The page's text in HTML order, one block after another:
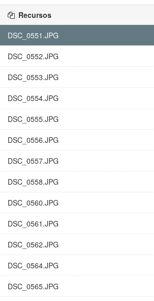
Recursos
DSC_0551.JPG
DSC_0552.JPG
DSC_0553.JPG
DSC_0554.JPG
DSC_0555.JPG
DSC_0556.JPG
DSC_0557.JPG
DSC_0558.JPG
DSC_0560.JPG
DSC_0561.JPG
DSC_0562.JPG
DSC_0564.JPG
DSC_0565.JPG